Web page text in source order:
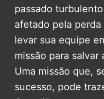
passado
afetado pela perda
levar sua equipe
missão para salvar
Uma missão que,
sucesso, pode